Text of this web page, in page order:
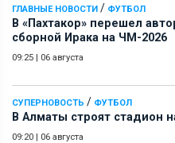
ГЛАВНЫЕ НОВОСТИ / ФУТБОЛ
В «Пахтакор» перешел
сборной Ирака на ЧМ-2026
09:25 | 06 августа
СУПЕРНОВОСТЬ / ФУТБОЛ
В Алматы строят стадион
09:20 | 06 августа